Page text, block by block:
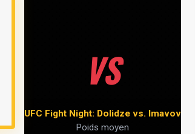
VS
UFC Fight Night: Dolidze vs. Imavov
Poids moyen